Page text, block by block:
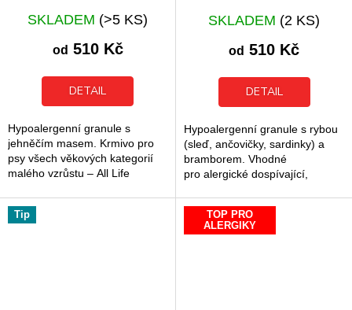
Průměrné
hodnocení
produktu
je
z
SKLADEM (>5 KS)
od 510 Kč
DETAIL
Hypoalergenní granule s
jehněčím masem. Krmivo pro
psy všech věkových kategorií
malého vzrůstu – All Life
Průměrné
hodnocení
produktu
je
z
SKLADEM (2 KS)
od 510 Kč
DETAIL
Hypoalergenní granule s rybou
(sleď, ančovičky, sardinky) a
bramborem. Vhodné
pro alergické dospívající,
plemene.
Tip
TOP PRO
ALERGIKY